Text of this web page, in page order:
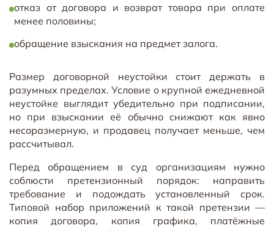
отказ от договора и возврат товара при оплате
менее половины;
обращение взыскания на предмет залога.
Размер договорной неустойки стоит держать в
разумных пределах. Условие о крупной ежедневной
неустойке выглядит убедительно при подписании,
но при взыскании её обычно снижают как явно
несоразмерную, и продавец получает меньше, чем
рассчитывал.
Перед обращением в суд организациям нужно
соблюсти претензионный порядок: направить
требование и подождать установленный срок.
Типовой набор приложений к такой претензии —
копия договора, копия графика, платёжные